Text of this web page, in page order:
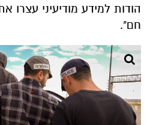
הודות למידע מודיעיני עצרו
חם".